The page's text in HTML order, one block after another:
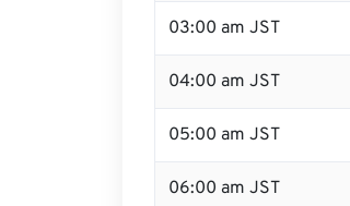
03:00 am JST
04:00 am JST
05:00 am JST
06:00 am JST